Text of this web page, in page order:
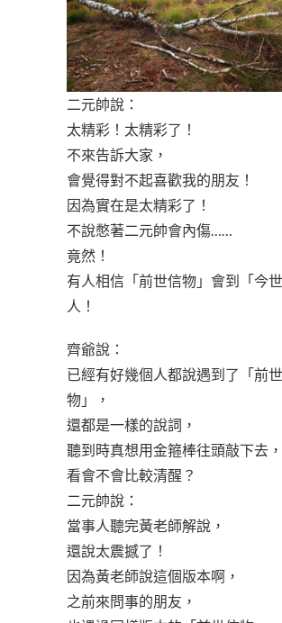
二元帥說：
太精彩！太精彩了！
不來告訴大家，
會覺得對不起喜歡我的朋友！
因為實在是太精彩了！
不說憋著二元帥會內傷……
竟然！
有人相信「前世信物」會到「今
人！
齊爺說：
已經有好幾個人都說遇到了「前
物」，
還都是一樣的說詞，
聽到時真想用金箍棒往頭敲下去，
看會不會比較清醒？
二元帥說：
當事人聽完黃老師解說，
還說太震撼了！
因為黃老師說這個版本啊，
之前來問事的朋友，